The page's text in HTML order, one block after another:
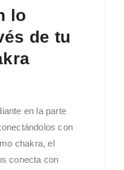
lo
de tu
en la parte
con
chakra, el
conecta con